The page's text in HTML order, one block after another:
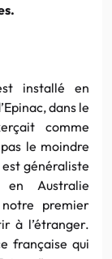
installé en
dans le
comme
le moindre
est généraliste
Australie
premier
à l’étranger.
française qui